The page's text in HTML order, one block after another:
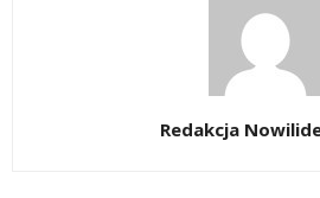
Redakcja